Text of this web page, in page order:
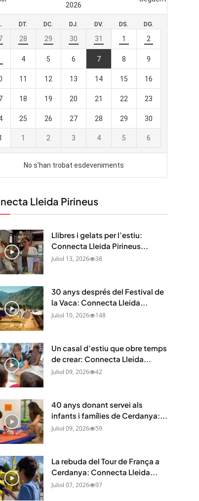
Lleida Pirineus
Llibres i gelats per l’estiu:
Connecta Lleida Pirineus...
Juliol 13, 2026 38
30 anys després del Festival de
la Vaca: Connecta Lleida...
Juliol 10, 2026 148
Un casal d’estiu que obre temps
de crear: Connecta Lleida...
Juliol 09, 2026 42
40 anys donant servei als
infants i famílies de Cerdanya:...
Juliol 09, 2026 59
La rebuda del Tour de França a
Cerdanya: Connecta Lleida...
Juliol 07, 2026 97